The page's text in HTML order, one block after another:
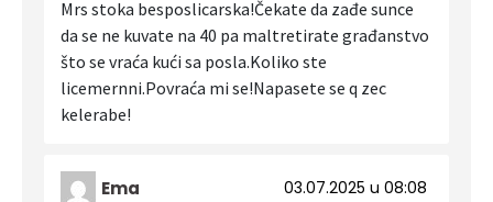
Mrs stoka besposlicarska!Čekate da zađe sunce
da se ne kuvate na 40 pa maltretirate građanstvo
što se vraća kući sa posla.Koliko ste
licemernni.Povraća mi se!Napasete se q zec
kelerabe!
Ema
03.07.2025 u 08:08